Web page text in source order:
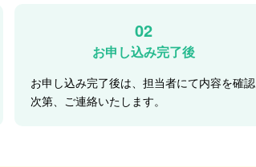
02
お申し込み完了後
お申し込み完了後は、担当者にて内容を確認
次第、ご連絡いたします。